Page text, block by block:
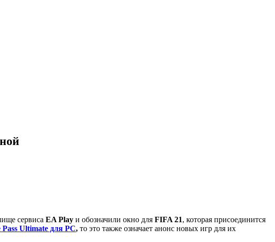
сервиса EA Play и обозначили окно для FIFA 21, которая присоединится
Ultimate для PC, то это также означает анонс новых игр для их